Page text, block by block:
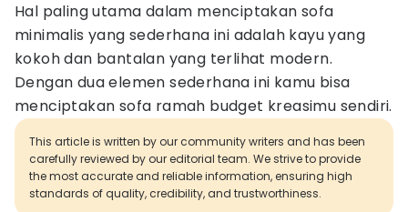
Hal paling utama dalam menciptakan sofa
minimalis yang sederhana ini adalah kayu yang
kokoh dan bantalan yang terlihat modern.
Dengan dua elemen sederhana ini kamu bisa
menciptakan sofa ramah budget kreasimu sendiri.
This article is written by our community writers and has been
carefully reviewed by our editorial team. We strive to provide
the most accurate and reliable information, ensuring high
standards of quality, credibility, and trustworthiness.